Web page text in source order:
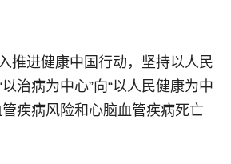
推进健康中国行动，坚持以人民
治病为中心”向“以人民健康为中
疾病风险和心脑血管疾病死亡